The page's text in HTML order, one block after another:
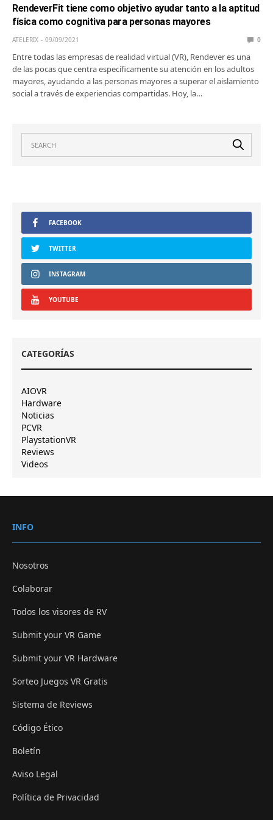
RendeverFit tiene como objetivo ayudar tanto a la aptitud
física como cognitiva para personas mayores
ATELERIX 09/09/2021 0
Entre todas las empresas de realidad virtual (VR), Rendever es una
de las pocas que centra específicamente su atención en los adultos
mayores, ayudando a las personas mayores a superar el aislamiento
social a través de experiencias compartidas. Hoy, la…
FACEBOOK
TWITTER
INSTAGRAM
YOUTUBE
CATEGORÍAS
AIOVR
Hardware
Noticias
PCVR
PlaystationVR
Reviews
Videos
INFO
Nosotros
Colaborar
Todos los visores de RV
Submit your VR Game
Submit your VR Hardware
Sorteo Juegos VR Gratis
Sistema de Reviews
Código Ético
Boletín
Aviso Legal
Política de Privacidad